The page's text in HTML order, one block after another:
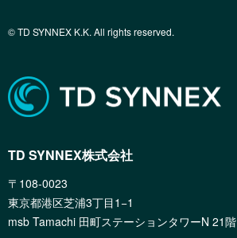
© TD SYNNEX K.K. All rights reserved.
TD SYNNEX株式会社
〒108-0023
東京都港区芝浦3丁目1−1
msb Tamachi 田町ステーションタワーN 21階